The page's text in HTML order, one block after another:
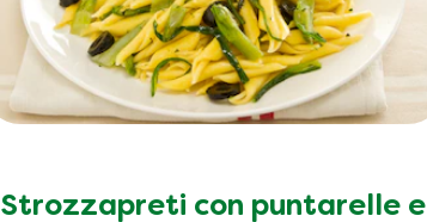
Strozzapreti con puntarelle e